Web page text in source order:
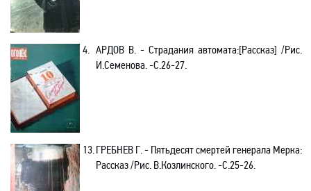
4. АРДОВ В. - Страдания автомата:[Рассказ] /Рис.
И.Семенова. -С.26-27.
13.ГРЕБНЕВ Г. - Пятьдесят смертей генерала Мерка:
Рассказ /Рис. В.Козлинского. -C.25-26.